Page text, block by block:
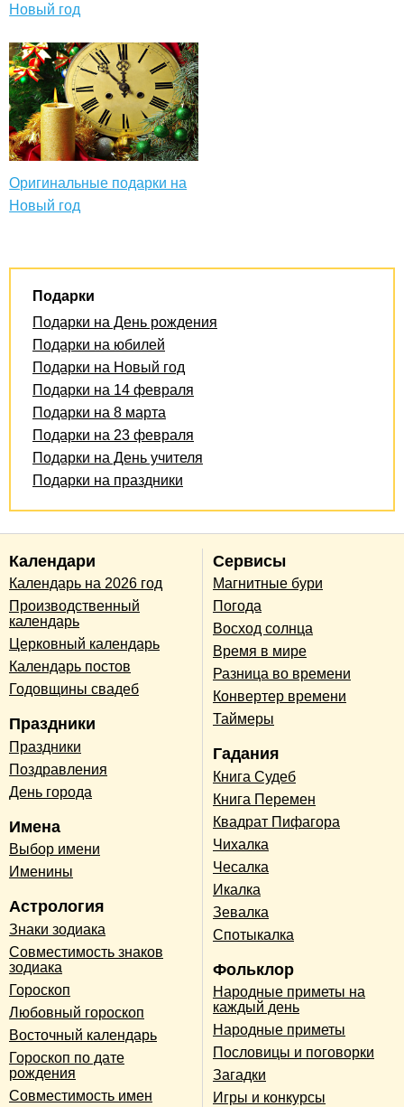
Новый год
Оригинальные подарки на
Новый год
Подарки
Подарки на День рождения
Подарки на юбилей
Подарки на Новый год
Подарки на 14 февраля
Подарки на 8 марта
Подарки на 23 февраля
Подарки на День учителя
Подарки на праздники
Календари
Календарь на 2026 год
Производственный
календарь
Церковный календарь
Календарь постов
Годовщины свадеб
Праздники
Праздники
Поздравления
День города
Имена
Выбор имени
Именины
Астрология
Знаки зодиака
Совместимость знаков
зодиака
Гороскоп
Любовный гороскоп
Восточный календарь
Гороскоп по дате
рождения
Совместимость имен
Сервисы
Магнитные бури
Погода
Восход солнца
Время в мире
Разница во времени
Конвертер времени
Таймеры
Гадания
Книга Судеб
Книга Перемен
Квадрат Пифагора
Чихалка
Чесалка
Икалка
Зевалка
Спотыкалка
Фольклор
Народные приметы на
каждый день
Народные приметы
Пословицы и поговорки
Загадки
Игры и конкурсы